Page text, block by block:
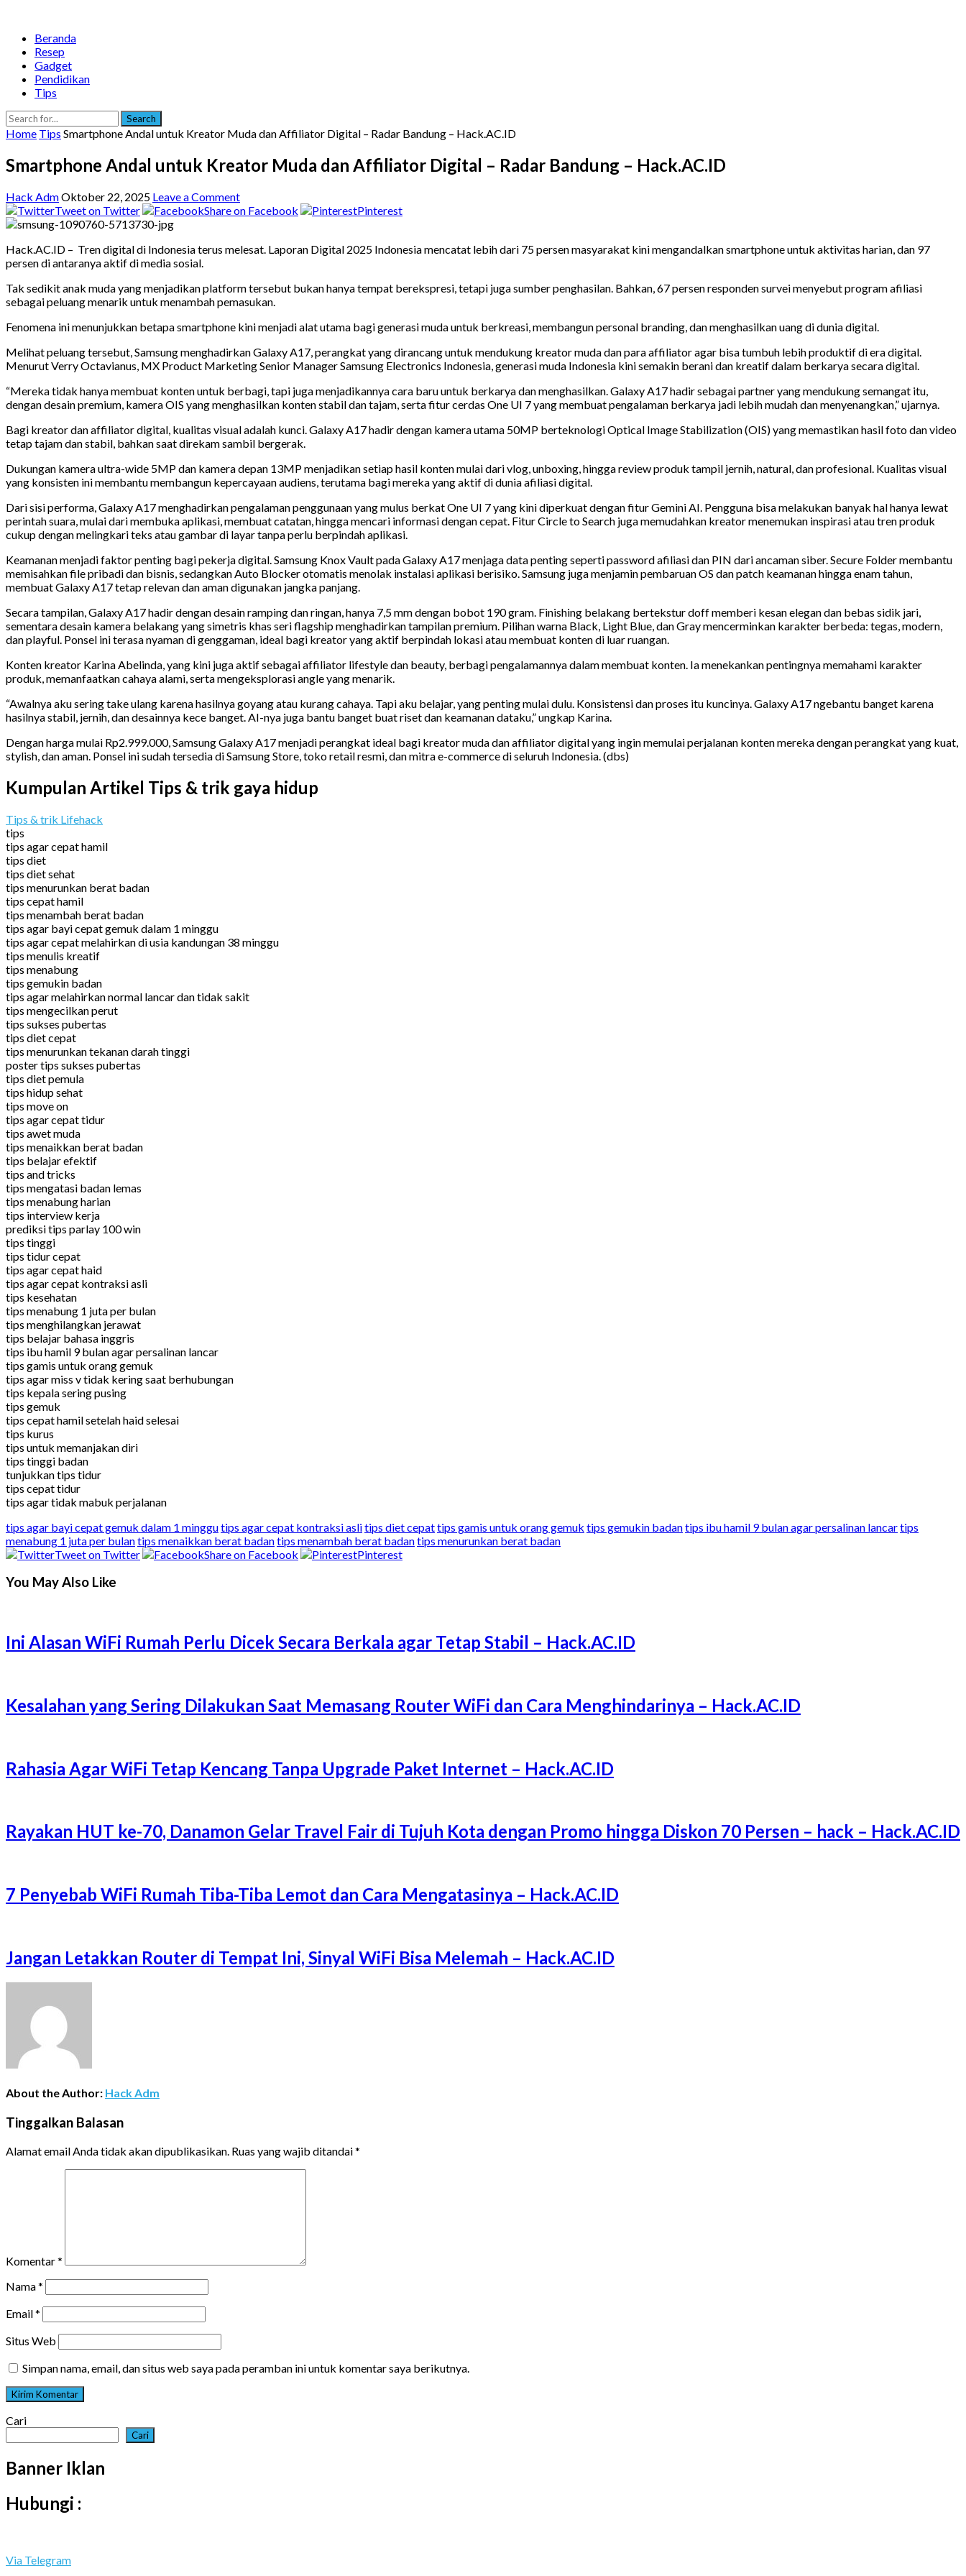
Beranda
Resep
Gadget
Pendidikan
Tips
Search
Home Tips Smartphone Andal untuk Kreator Muda dan Affiliator Digital – Radar Bandung – Hack.AC.ID
Smartphone Andal untuk Kreator Muda dan Affiliator Digital – Radar Bandung – Hack.AC.ID
Hack AdmOktober 22, 2025 Leave a Comment
Tweet on Twitter
Share on Facebook Pinterest
Hack.AC.ID – Tren digital di Indonesia terus melesat. Laporan Digital 2025 Indonesia mencatat lebih dari 75 persen masyarakat kini mengandalkan smartphone untuk aktivitas harian, dan 97
persen di antaranya aktif di media sosial.
Tak sedikit anak muda yang menjadikan platform tersebut bukan hanya tempat berekspresi, tetapi juga sumber penghasilan. Bahkan, 67 persen responden survei menyebut program afiliasi
sebagai peluang menarik untuk menambah pemasukan.
Fenomena ini menunjukkan betapa smartphone kini menjadi alat utama bagi generasi muda untuk berkreasi, membangun personal branding, dan menghasilkan uang di dunia digital.
Melihat peluang tersebut, Samsung menghadirkan Galaxy A17, perangkat yang dirancang untuk mendukung kreator muda dan para affiliator agar bisa tumbuh lebih produktif di era digital.
Menurut Verry Octavianus, MX Product Marketing Senior Manager Samsung Electronics Indonesia, generasi muda Indonesia kini semakin berani dan kreatif dalam berkarya secara digital.
“Mereka tidak hanya membuat konten untuk berbagi, tapi juga menjadikannya cara baru untuk berkarya dan menghasilkan. Galaxy A17 hadir sebagai partner yang mendukung semangat itu,
dengan desain premium, kamera OIS yang menghasilkan konten stabil dan tajam, serta fitur cerdas One UI 7 yang membuat pengalaman berkarya jadi lebih mudah dan menyenangkan,” ujarnya.
Bagi kreator dan affiliator digital, kualitas visual adalah kunci. Galaxy A17 hadir dengan kamera utama 50MP berteknologi Optical Image Stabilization (OIS) yang memastikan hasil foto dan video
tetap tajam dan stabil, bahkan saat direkam sambil bergerak.
Dukungan kamera ultra-wide 5MP dan kamera depan 13MP menjadikan setiap hasil konten mulai dari vlog, unboxing, hingga review produk tampil jernih, natural, dan profesional. Kualitas visual
yang konsisten ini membantu membangun kepercayaan audiens, terutama bagi mereka yang aktif di dunia afiliasi digital.
Dari sisi performa, Galaxy A17 menghadirkan pengalaman penggunaan yang mulus berkat One UI 7 yang kini diperkuat dengan fitur Gemini AI. Pengguna bisa melakukan banyak hal hanya lewat
perintah suara, mulai dari membuka aplikasi, membuat catatan, hingga mencari informasi dengan cepat. Fitur Circle to Search juga memudahkan kreator menemukan inspirasi atau tren produk
cukup dengan melingkari teks atau gambar di layar tanpa perlu berpindah aplikasi.
Keamanan menjadi faktor penting bagi pekerja digital. Samsung Knox Vault pada Galaxy A17 menjaga data penting seperti password afiliasi dan PIN dari ancaman siber. Secure Folder membantu
memisahkan file pribadi dan bisnis, sedangkan Auto Blocker otomatis menolak instalasi aplikasi berisiko. Samsung juga menjamin pembaruan OS dan patch keamanan hingga enam tahun,
membuat Galaxy A17 tetap relevan dan aman digunakan jangka panjang.
Secara tampilan, Galaxy A17 hadir dengan desain ramping dan ringan, hanya 7,5 mm dengan bobot 190 gram. Finishing belakang bertekstur doff memberi kesan elegan dan bebas sidik jari,
sementara desain kamera belakang yang simetris khas seri flagship menghadirkan tampilan premium. Pilihan warna Black, Light Blue, dan Gray mencerminkan karakter berbeda: tegas, modern,
dan playful. Ponsel ini terasa nyaman di genggaman, ideal bagi kreator yang aktif berpindah lokasi atau membuat konten di luar ruangan.
Konten kreator Karina Abelinda, yang kini juga aktif sebagai affiliator lifestyle dan beauty, berbagi pengalamannya dalam membuat konten. Ia menekankan pentingnya memahami karakter
produk, memanfaatkan cahaya alami, serta mengeksplorasi angle yang menarik.
“Awalnya aku sering take ulang karena hasilnya goyang atau kurang cahaya. Tapi aku belajar, yang penting mulai dulu. Konsistensi dan proses itu kuncinya. Galaxy A17 ngebantu banget karena
hasilnya stabil, jernih, dan desainnya kece banget. AI-nya juga bantu banget buat riset dan keamanan dataku,” ungkap Karina.
Dengan harga mulai Rp2.999.000, Samsung Galaxy A17 menjadi perangkat ideal bagi kreator muda dan affiliator digital yang ingin memulai perjalanan konten mereka dengan perangkat yang kuat,
stylish, dan aman. Ponsel ini sudah tersedia di Samsung Store, toko retail resmi, dan mitra e-commerce di seluruh Indonesia. (dbs)
Kumpulan Artikel Tips & trik gaya hidup
Tips & trik Lifehack
tips
tips agar cepat hamil
tips diet
tips diet sehat
tips menurunkan berat badan
tips cepat hamil
tips menambah berat badan
tips agar bayi cepat gemuk dalam 1 minggu
tips agar cepat melahirkan di usia kandungan 38 minggu
tips menulis kreatif
tips menabung
tips gemukin badan
tips agar melahirkan normal lancar dan tidak sakit
tips mengecilkan perut
tips sukses pubertas
tips diet cepat
tips menurunkan tekanan darah tinggi
poster tips sukses pubertas
tips diet pemula
tips hidup sehat
tips move on
tips agar cepat tidur
tips awet muda
tips menaikkan berat badan
tips belajar efektif
tips and tricks
tips mengatasi badan lemas
tips menabung harian
tips interview kerja
prediksi tips parlay 100 win
tips tinggi
tips tidur cepat
tips agar cepat haid
tips agar cepat kontraksi asli
tips kesehatan
tips menabung 1 juta per bulan
tips menghilangkan jerawat
tips belajar bahasa inggris
tips ibu hamil 9 bulan agar persalinan lancar
tips gamis untuk orang gemuk
tips agar miss v tidak kering saat berhubungan
tips kepala sering pusing
tips gemuk
tips cepat hamil setelah haid selesai
tips kurus
tips untuk memanjakan diri
tips tinggi badan
tunjukkan tips tidur
tips cepat tidur
tips agar tidak mabuk perjalanan
tips agar bayi cepat gemuk dalam 1 minggutips agar cepat kontraksi aslitips diet cepattips gamis untuk orang gemuk tips gemukin badantips ibu hamil 9 bulan agar persalinan lancartips
menabung 1 juta per bulantips menaikkan berat badantips menambah berat badantips menurunkan berat badan
Tweet on Twitter
Share on Facebook Pinterest
You May Also Like
Ini Alasan WiFi Rumah Perlu Dicek Secara Berkala agar Tetap Stabil – Hack.AC.ID
Kesalahan yang Sering Dilakukan Saat Memasang Router WiFi dan Cara Menghindarinya – Hack.AC.ID
Rahasia Agar WiFi Tetap Kencang Tanpa Upgrade Paket Internet – Hack.AC.ID
Rayakan HUT ke-70, Danamon Gelar Travel Fair di Tujuh Kota dengan Promo hingga Diskon 70 Persen – hack – Hack.AC.ID
7 Penyebab WiFi Rumah Tiba-Tiba Lemot dan Cara Mengatasinya – Hack.AC.ID
Jangan Letakkan Router di Tempat Ini, Sinyal WiFi Bisa Melemah – Hack.AC.ID
About the Author: Hack Adm
Tinggalkan Balasan
Alamat email Anda tidak akan dipublikasikan. Ruas yang wajib ditandai*
Komentar*
Nama*
Email*
Situs Web
Simpan nama, email, dan situs web saya pada peramban ini untuk komentar saya berikutnya.
Cari
Cari
Banner Iklan
Hubungi :
Via Telegram